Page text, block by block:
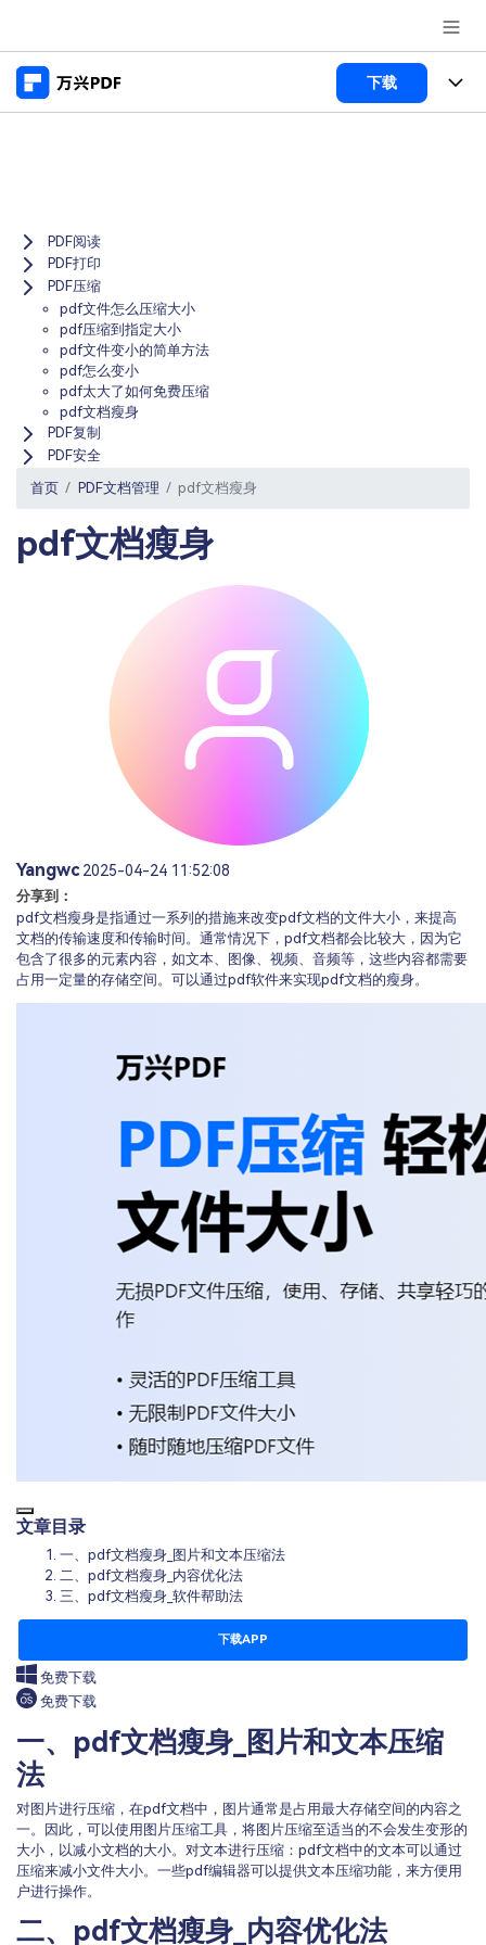
推荐产品
关于万兴
加入我们
帮助中心
下载
万兴PDF Windows版
万兴PDF Mac版
移动端
万兴PDF 安卓版
万兴PDF iOS版
万兴PDF SDK
申请试用
PDF新功能
PDF编辑器
PDF合并工具
PDF转换器
PDF加密
PDF文件压缩
PDF签名
商业合作
学校&教育
企业采购
经销商招募
帮助中心
产品支持
用户指南
常见问题
下载中心
登录
PDF阅读
PDF打印
PDF压缩
pdf文件怎么压缩大小
pdf压缩到指定大小
pdf文件变小的简单方法
pdf怎么变小
pdf太大了如何免费压缩
pdf文档瘦身
PDF复制
PDF安全
首页 PDF文档管理 pdf文档瘦身
pdf文档瘦身
Yangwc 2025-04-24 11:52:08
分享到：
pdf文档瘦身是指通过一系列的措施来改变pdf文档的文件大小，来提高
文档的传输速度和传输时间。通常情况下，pdf文档都会比较大，因为它
包含了很多的元素内容，如文本、图像、视频、音频等，这些内容都需要
占用一定量的存储空间。可以通过pdf软件来实现pdf文档的瘦身。
文章目录
一、pdf文档瘦身_图片和文本压缩法
二、pdf文档瘦身_内容优化法
三、pdf文档瘦身_软件帮助法
下载APP
免费下载
免费下载
一、pdf文档瘦身_图片和文本压缩
法
对图片进行压缩，在pdf文档中，图片通常是占用最大存储空间的内容之
一。因此，可以使用图片压缩工具，将图片压缩至适当的不会发生变形的
大小，以减小文档的大小。对文本进行压缩：pdf文档中的文本可以通过
压缩来减小文件大小。一些pdf编辑器可以提供文本压缩功能，来方便用
户进行操作。
二、pdf文档瘦身_内容优化法